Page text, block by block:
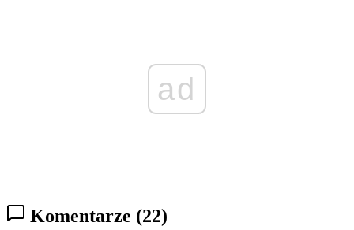
ad
Komentarze (22)